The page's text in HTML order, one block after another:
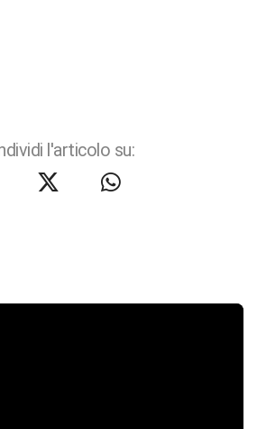
l'articolo su: